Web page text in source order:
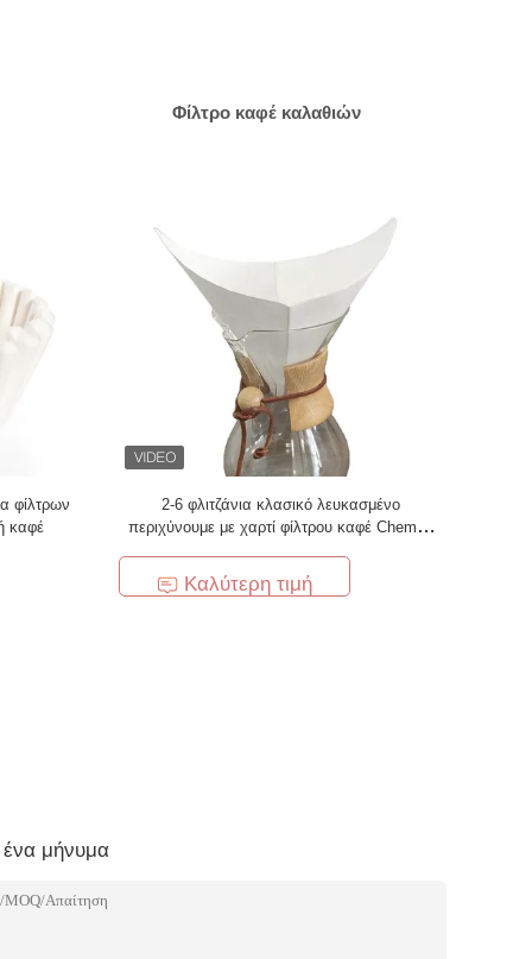
Φίλτρο καφέ καλαθιών
φίλτρων
καφέ
2-6 φλιτζάνια κλασικό λευκασμένο
περιχύνουμε με χαρτί φίλτρου καφέ Chemex
Καλύτερη τιμή
μήνυμα